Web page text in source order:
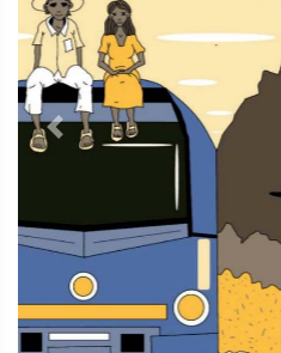
Previous